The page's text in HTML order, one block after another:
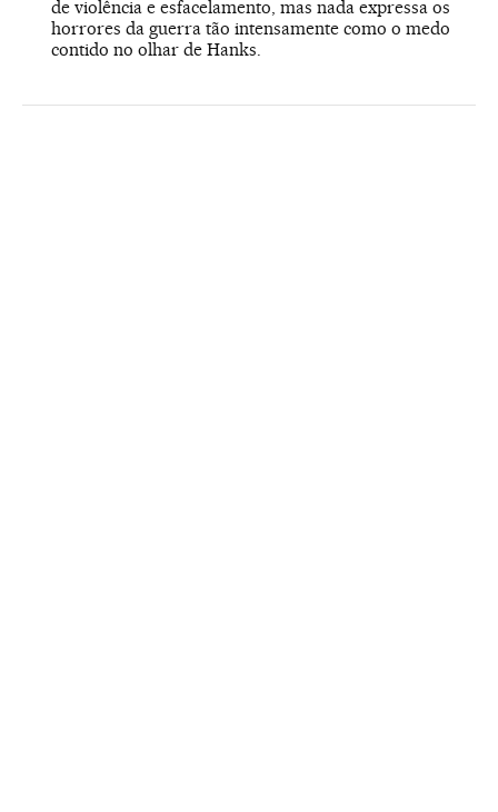
de violência e esfacelamento, mas nada expressa os
horrores da guerra tão intensamente como o medo
contido no olhar de Hanks.